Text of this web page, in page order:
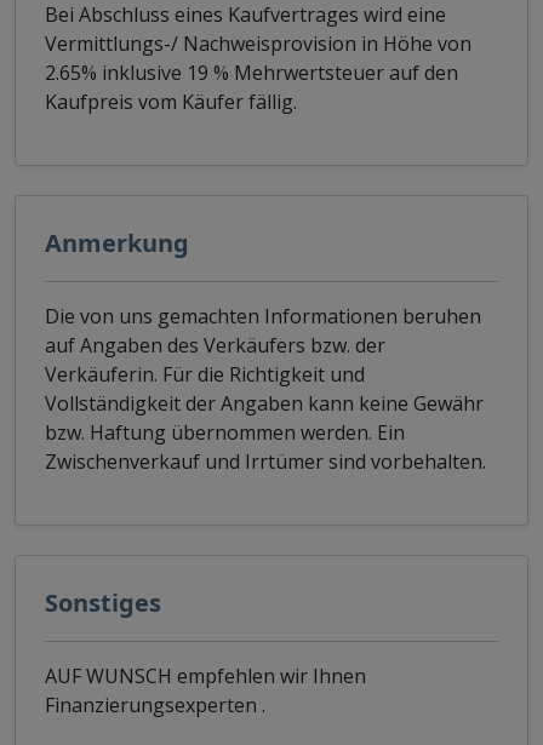
Bei Abschluss eines Kaufvertrages wird eine
Vermittlungs-/ Nachweisprovision in Höhe von
2.65% inklusive 19 % Mehrwertsteuer auf den
Kaufpreis vom Käufer fällig.
Anmerkung
Die von uns gemachten Informationen beruhen
auf Angaben des Verkäufers bzw. der
Verkäuferin. Für die Richtigkeit und
Vollständigkeit der Angaben kann keine Gewähr
bzw. Haftung übernommen werden. Ein
Zwischenverkauf und Irrtümer sind vorbehalten.
Sonstiges
AUF WUNSCH empfehlen wir Ihnen
Finanzierungsexperten .